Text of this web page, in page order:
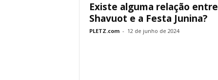
Existe alguma relação entre
Shavuot e a Festa Junina?
PLETZ.com - 12 de junho de 2024